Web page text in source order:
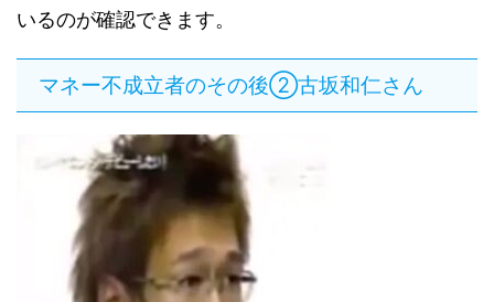
いるのが確認できます。
マネー不成立者のその後②古坂和仁さん